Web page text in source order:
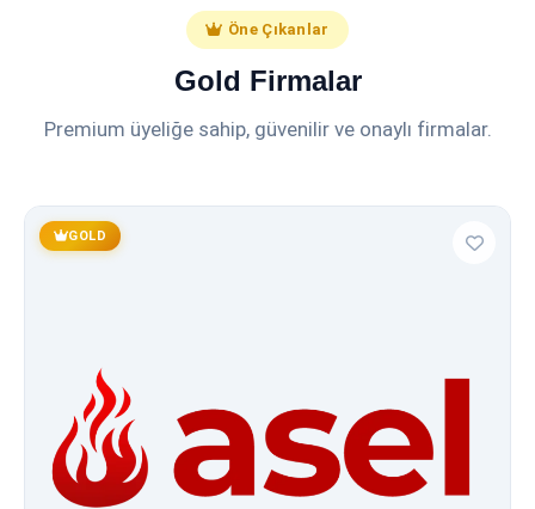
Öne Çıkanlar
Gold Firmalar
Premium üyeliğe sahip, güvenilir ve onaylı firmalar.
GOLD